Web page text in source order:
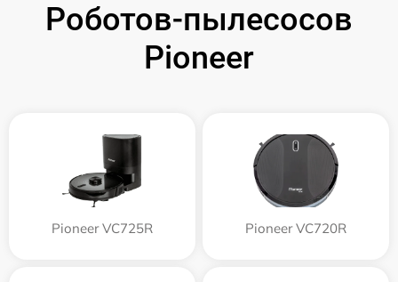
Роботов-пылесосов
Pioneer
Pioneer VC725R Pioneer VC720R